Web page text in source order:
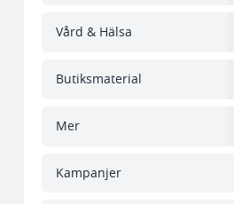
Vård & Hälsa
Butiksmaterial
Mer
Kampanjer